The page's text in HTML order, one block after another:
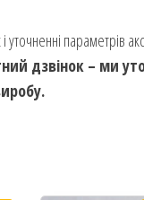
уточненні параметрів
дзвінок – ми